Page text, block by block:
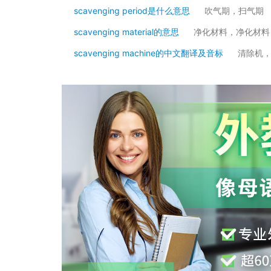
scavenging period是什么意思 吹气期，扫气期
scavenging material的意思 净化材料，净化材料
scavenging machine的中文翻译及音标 清除机